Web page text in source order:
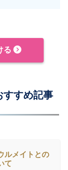
る
すすめ記事
ルメイトとの
て